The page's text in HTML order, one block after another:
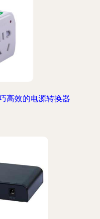
高效的电源转换器